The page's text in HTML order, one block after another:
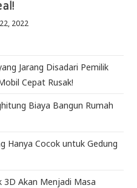
2022
Jarang Disadari Pemilik
Cepat Rusak!
Biaya Bangun Rumah
Hanya Cocok untuk Gedung
3D Akan Menjadi Masa